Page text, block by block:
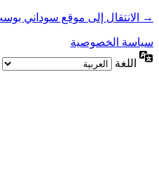
→ الانتقال إلى موقع سوداني
سياسة الخصوصية
اللغة